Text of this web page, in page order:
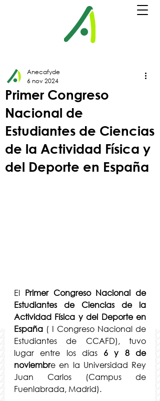
Primer Congreso
Nacional de
Estudiantes de Ciencias
de la Actividad Física y
del Deporte en España
Anecafyde
6 nov 2024
El Primer Congreso Nacional de
Estudiantes de Ciencias de la
Actividad Física y del Deporte en
España ( I Congreso Nacional de
Estudiantes de CCAFD), tuvo
lugar entre los días 6 y 8 de
noviembre en la Universidad Rey
Juan Carlos (Campus de
Fuenlabrada, Madrid).